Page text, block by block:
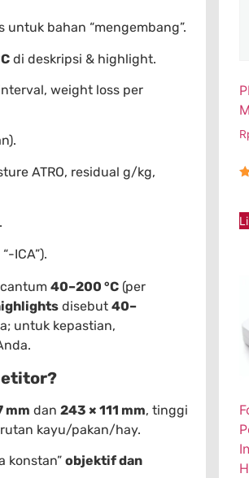
untuk bahan “mengembang”.
di deskripsi & highlight.
weight loss per
ATRO, residual g/kg,
.
ICA”).
40–200 °C (per
disebut 40–
untuk kepastian,
mm dan 243 × 111 mm, tinggi
kayu/pakan/hay.
konstan” objektif dan